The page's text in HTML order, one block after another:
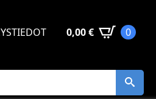
0,00€ 0